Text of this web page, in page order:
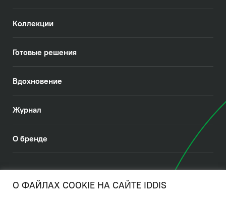
Коллекции
Готовые решения
Вдохновение
Журнал
О бренде
О ФАЙЛАХ COOKIE НА САЙТЕ IDDIS